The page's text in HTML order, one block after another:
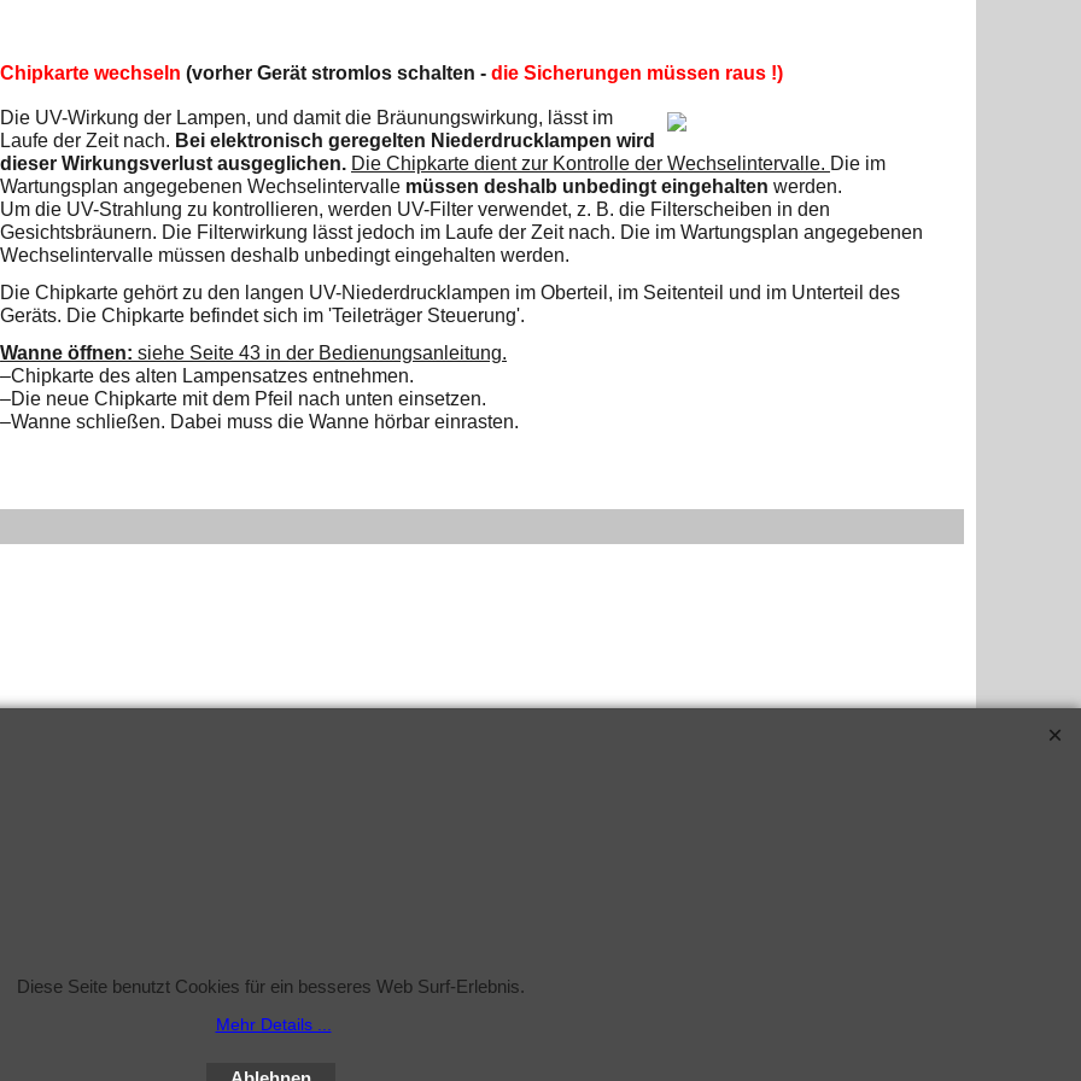
Chipkarte wechseln (vorher Gerät stromlos schalten - die Sicherungen müssen raus !)
Die UV-Wirkung der Lampen, und damit die Bräunungswirkung, lässt im
Laufe der Zeit nach. Bei elektronisch geregelten Niederdrucklampen wird
dieser Wirkungsverlust ausgeglichen. Die Chipkarte dient zur Kontrolle der Wechselintervalle. Die im
Wartungsplan angegebenen Wechselintervalle müssen deshalb unbedingt eingehalten werden.
Um die UV-Strahlung zu kontrollieren, werden UV-Filter verwendet, z. B. die Filterscheiben in den
Gesichtsbräunern. Die Filterwirkung lässt jedoch im Laufe der Zeit nach. Die im Wartungsplan angegebenen
Wechselintervalle müssen deshalb unbedingt eingehalten werden.
Die Chipkarte gehört zu den langen UV-Niederdrucklampen im Oberteil, im Seitenteil und im Unterteil des
Geräts. Die Chipkarte befindet sich im 'Teileträger Steuerung'.
Wanne öffnen: siehe Seite 43 in der Bedienungsanleitung.
–Chipkarte des alten Lampensatzes entnehmen.
–Die neue Chipkarte mit dem Pfeil nach unten einsetzen.
–Wanne schließen. Dabei muss die Wanne hörbar einrasten.
Diese Seite benutzt Cookies für ein besseres Web Surf-Erlebnis.
Mehr Details ...